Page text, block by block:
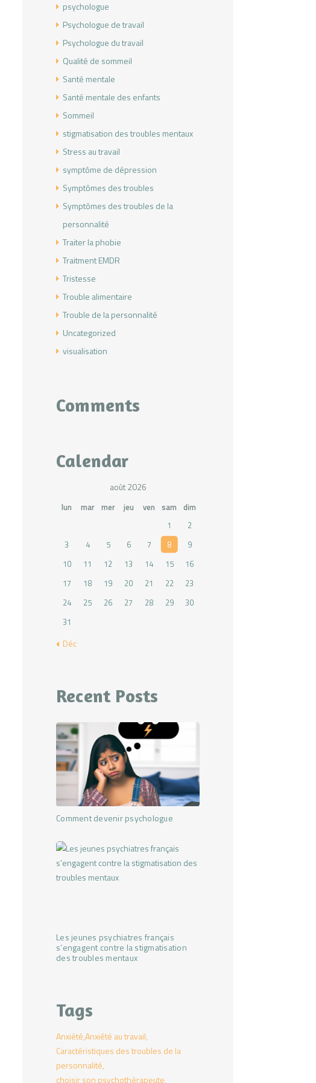
psychologue
Psychologue de travail
Psychologue du travail
Qualité de sommeil
Santé mentale
Santé mentale des enfants
Sommeil
stigmatisation des troubles mentaux
Stress au travail
symptôme de dépression
Symptômes des troubles
Symptômes des troubles de la
personnalité
Traiter la phobie
Traitment EMDR
Tristesse
Trouble alimentaire
Trouble de la personnalité
Uncategorized
visualisation
Comments
Calendar
août 2026
lun mar mer jeu ven sam dim
1
2
3
4 5 6 7 8
9
10
11 12 13 14 15
16
17
18 19 20 21 22
23
24
25 26 27 28 29
30
31
« Déc
Recent Posts
Comment devenir psychologue
Les jeunes psychiatres français
s’engagent contre la stigmatisation
des troubles mentaux
Tags
AnxiétéAnxiété au travail
Caractéristiques des troubles de la
personnalité
choisir son psychothérapeute